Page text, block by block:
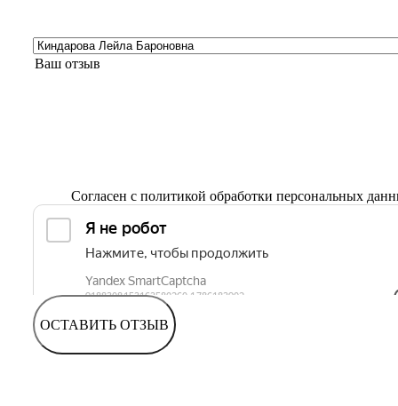
Согласен с политикой обработки персональных
ОСТАВИТЬ ОТЗЫВ